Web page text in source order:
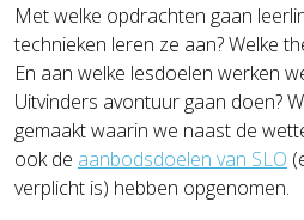
Met welke opdrachten gaan
technieken leren ze aan? Welke
En aan welke lesdoelen werken
Uitvinders avontuur gaan doen?
gemaakt waarin we naast de
ook de aanbodsdoelen van SLO
verplicht is) hebben opgenomen.